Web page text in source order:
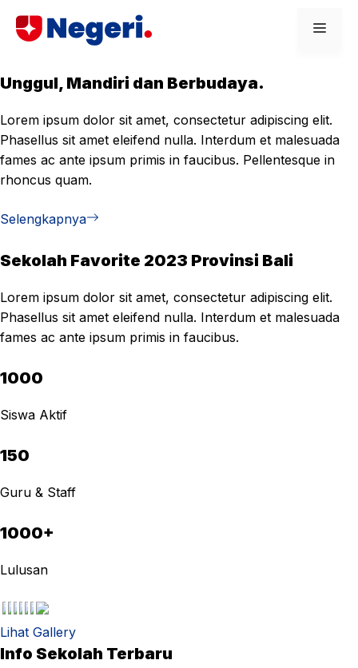
Unggul, Mandiri dan Berbudaya.
Lorem ipsum dolor sit amet, consectetur adipiscing elit.
Phasellus sit amet eleifend nulla. Interdum et malesuada
fames ac ante ipsum primis in faucibus. Pellentesque in
rhoncus quam.
Selengkapnya
Sekolah Favorite 2023 Provinsi Bali
Lorem ipsum dolor sit amet, consectetur adipiscing elit.
Phasellus sit amet eleifend nulla. Interdum et malesuada
fames ac ante ipsum primis in faucibus.
1000
Siswa Aktif
150
Guru & Staff
1000+
Lulusan
Lihat Gallery
Info Sekolah Terbaru